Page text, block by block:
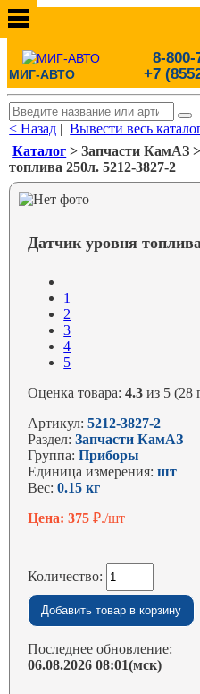
МИГ-АВТО
8-800-
+7
< Назад |Вывести весь
Каталог > Запчасти КамАЗ
топлива 250л. 5212-3827-2
Датчик уровня
1
2
3
4
5
Оценка товара:4.3 из 5 (28
Артикул:5212-3827-2
Раздел:Запчасти КамАЗ
Группа:Приборы
Единица измерения:шт
Вес:0.15 кг
Цена: 375₽./шт
Количество:
Последнее обновление:
06.08.2026 08:01(мск)